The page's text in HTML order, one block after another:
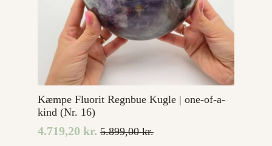
Kæmpe Fluorit Regnbue Kugle | one-of-a-
kind (Nr. 16)
5.899,00kr.
Den
4.719,20 kr.
Den